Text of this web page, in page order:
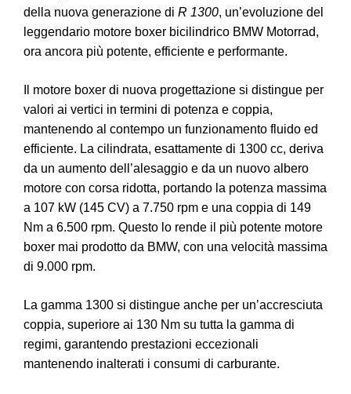
della nuova generazione di R 1300, un’evoluzione del
leggendario motore boxer bicilindrico BMW Motorrad,
ora ancora più potente, efficiente e performante.
Il motore boxer di nuova progettazione si distingue per
valori ai vertici in termini di potenza e coppia,
mantenendo al contempo un funzionamento fluido ed
efficiente. La cilindrata, esattamente di 1300 cc, deriva
da un aumento dell’alesaggio e da un nuovo albero
motore con corsa ridotta, portando la potenza massima
a 107 kW (145 CV) a 7.750 rpm e una coppia di 149
Nm a 6.500 rpm. Questo lo rende il più potente motore
boxer mai prodotto da BMW, con una velocità massima
di 9.000 rpm.
La gamma 1300 si distingue anche per un’accresciuta
coppia, superiore ai 130 Nm su tutta la gamma di
regimi, garantendo prestazioni eccezionali
mantenendo inalterati i consumi di carburante.